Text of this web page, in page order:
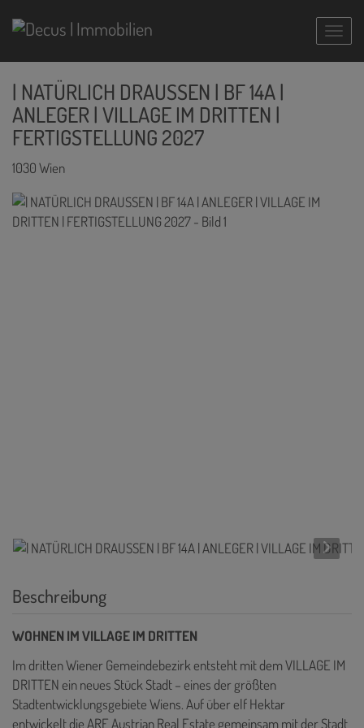
| NATÜRLICH DRAUSSEN | BF 14A |
ANLEGER | VILLAGE IM DRITTEN |
FERTIGSTELLUNG 2027
1030 Wien
Beschreibung
WOHNEN IM VILLAGE IM DRITTEN
Im dritten Wiener Gemeindebezirk entsteht mit dem VILLAGE IM
DRITTEN ein neues Stück Stadt – eines der größten
Stadtentwicklungsgebiete Wiens. Auf über elf Hektar
entwickelt die ARE Austrian Real Estate gemeinsam mit der Stadt